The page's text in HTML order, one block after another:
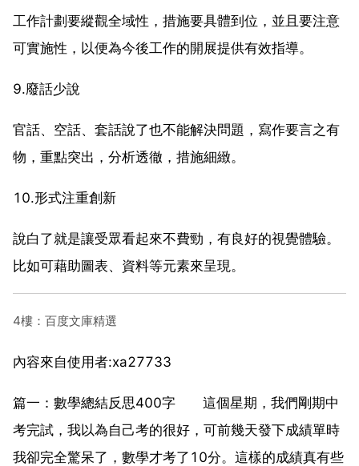
工作計劃要縱觀全域性，措施要具體到位，並且要注意
可實施性，以便為今後工作的開展提供有效指導。
9.廢話少說
官話、空話、套話說了也不能解決問題，寫作要言之有
物，重點突出，分析透徹，措施細緻。
10.形式注重創新
說白了就是讓受眾看起來不費勁，有良好的視覺體驗。
比如可藉助圖表、資料等元素來呈現。
4樓：百度文庫精選
內容來自使用者:xa27733
篇一：數學總結反思400字 這個星期，我們剛期中
考完試，我以為自己考的很好，可前幾天發下成績單時
我卻完全驚呆了，數學才考了10分。這樣的成績真有些